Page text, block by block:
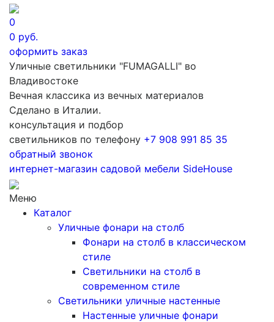
0
0 руб.
оформить заказ
Уличные светильники "FUMAGALLI" во
Владивостоке
Вечная классика из вечных материалов
Сделано в Италии.
консультация и подбор
светильников по телефону +7 908 991 85 35
обратный звонок
интернет-магазин садовой мебели SideHouse
Меню
Каталог
Уличные фонари на столб
Фонари на столб в классическом
стиле
Светильники на столб в
современном стиле
Светильники уличные настенные
Настенные уличные фонари